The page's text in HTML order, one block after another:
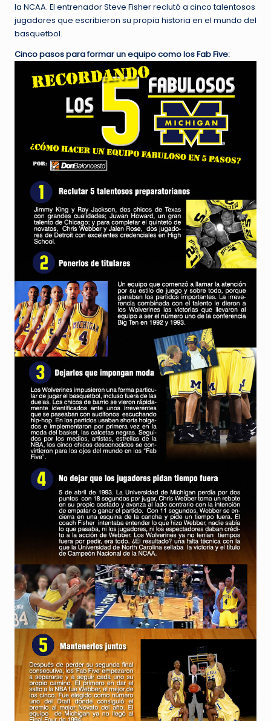
la NCAA. El entrenador Steve Fisher reclutó a cinco talentosos
jugadores que escribieron su propia historia en el mundo del
basquetbol.
Cinco pasos para formar un equipo como los Fab Five: